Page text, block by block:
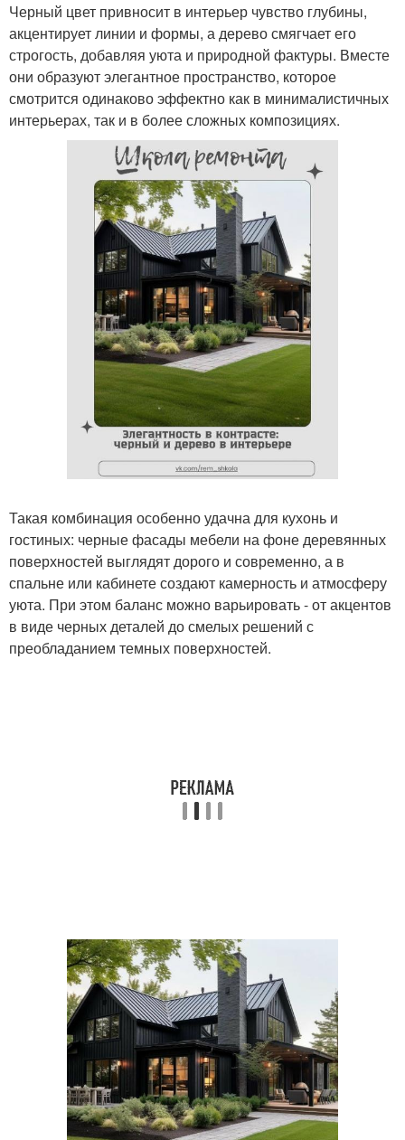
Черный цвет привносит в интерьер чувство глубины,
акцентирует линии и формы, а дерево смягчает его
строгость, добавляя уюта и природной фактуры. Вместе
они образуют элегантное пространство, которое
смотрится одинаково эффектно как в минималистичных
интерьерах, так и в более сложных композициях.
Такая комбинация особенно удачна для кухонь и
гостиных: черные фасады мебели на фоне деревянных
поверхностей выглядят дорого и современно, а в
спальне или кабинете создают камерность и атмосферу
уюта. При этом баланс можно варьировать - от акцентов
в виде черных деталей до смелых решений с
преобладанием темных поверхностей.